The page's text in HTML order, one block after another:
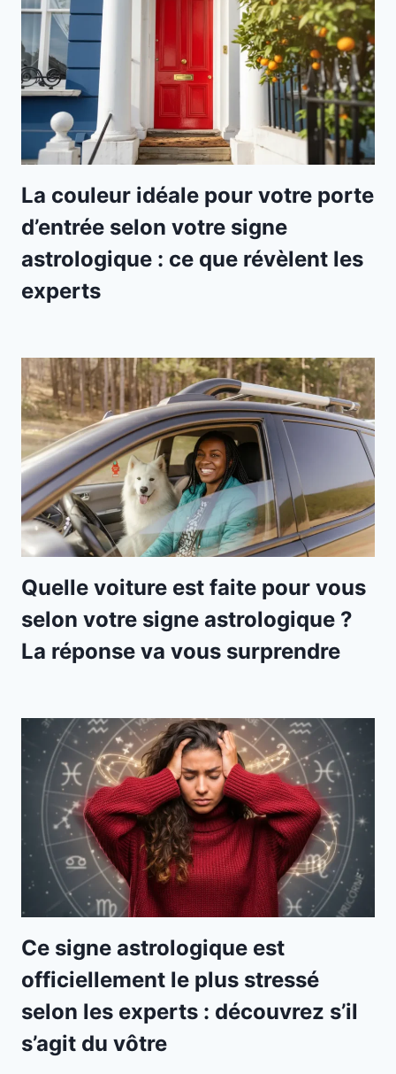
La couleur idéale pour votre porte
d’entrée selon votre signe
astrologique : ce que révèlent les
experts
Quelle voiture est faite pour vous
selon votre signe astrologique ?
La réponse va vous surprendre
Ce signe astrologique est
officiellement le plus stressé
selon les experts : découvrez s’il
s’agit du vôtre